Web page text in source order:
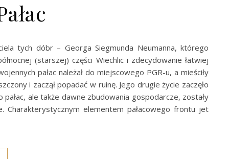
tych dóbr – Georga Siegmunda Neumanna, którego
(starszej) części Wiechlic i zdecydowanie łatwiej
pałac należał do miejscowego PGR-u, a mieściły
i zaczął popadać w ruinę. Jego drugie życie zaczęło
ale także dawne zbudowania gospodarcze, zostały
elementem pałacowego frontu jet